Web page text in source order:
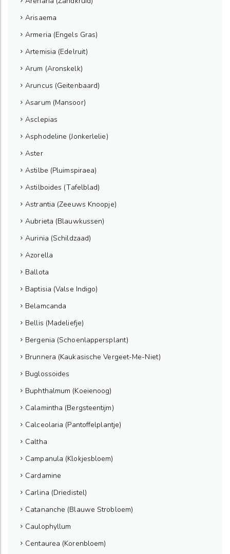
Arisaema
Armeria (Engels Gras)
Artemisia (Edelruit)
Arum (Aronskelk)
Aruncus (Geitenbaard)
Asarum (Mansoor)
Asclepias
Asphodeline (Jonkerlelie)
Aster
Astilbe (Pluimspiraea)
Astilboides (Tafelblad)
Astrantia (Zeeuws Knoopje)
Aubrieta (Blauwkussen)
Aurinia (Schildzaad)
Azorella
Ballota
Baptisia (Valse Indigo)
Belamcanda
Bellis (Madeliefje)
Bergenia (Schoenlappersplant)
Brunnera (Kaukasische Vergeet-Me-Niet)
Buglossoides
Buphthalmum (Koeienoog)
Calamintha (Bergsteentijm)
Calceolaria (Pantoffelplantje)
Caltha
Campanula (Klokjesbloem)
Cardamine
Carlina (Driedistel)
Catananche (Blauwe Strobloem)
Caulophyllum
Centaurea (Korenbloem)